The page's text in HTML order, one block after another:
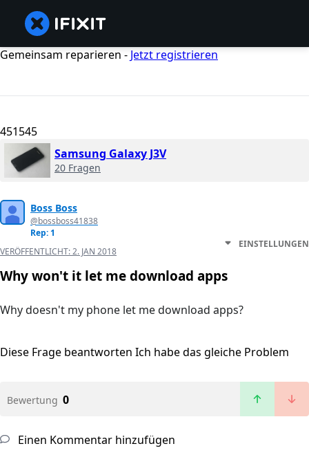
Gemeinsam reparieren - Jetzt registrieren
451545
Samsung Galaxy J3V
20 Fragen
Boss Boss
@bossboss41838
Rep: 1
VERÖFFENTLICHT:2. JAN 2018
EINSTELLUNGEN
Why won't it let me download apps
Why doesn't my phone let me download apps?
Diese Frage beantworten Ich habe das gleiche Problem
Bewertung 0
Einen Kommentar hinzufügen